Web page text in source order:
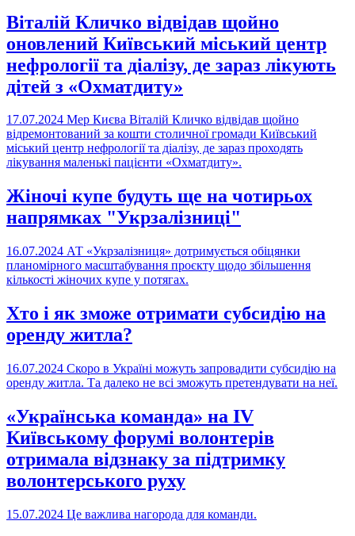
Віталій Кличко відвідав щойно
оновлений Київський міський центр
нефрології та діалізу, де зараз лікують
дітей з «Охматдиту»
17.07.2024 Мер Києва Віталій Кличко відвідав щойно
відремонтований за кошти столичної громади Київський
міський центр нефрології та діалізу, де зараз проходять
лікування маленькі пацієнти «Охматдиту».
Жіночі купе будуть ще на чотирьох
напрямках "Укрзалізниці"
16.07.2024 АТ «Укрзалізниця» дотримується обіцянки
планомірного масштабування проєкту щодо збільшення
кількості жіночих купе у потягах.
Хто і як зможе отримати субсидію на
оренду житла?
16.07.2024 Скоро в Україні можуть запровадити субсидію на
оренду житла. Та далеко не всі зможуть претендувати на неї.
«Українська команда» на IV
Київському форумі волонтерів
отримала відзнаку за підтримку
волонтерського руху
15.07.2024 Це важлива нагорода для команди.